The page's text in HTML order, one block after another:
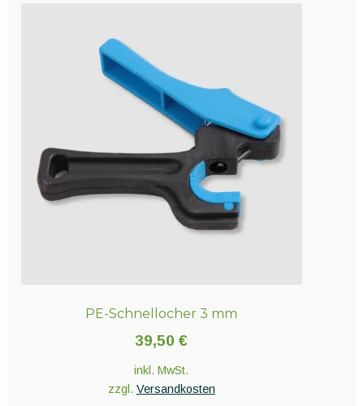
PE-Schnellocher 3 mm
39,50€
inkl. MwSt.
zzgl. Versandkosten